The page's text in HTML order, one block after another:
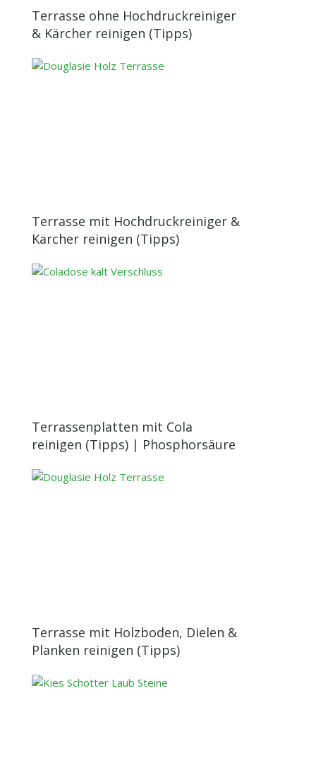
Terrasse ohne Hochdruckreiniger
& Kärcher reinigen (Tipps)
Terrasse mit Hochdruckreiniger &
Kärcher reinigen (Tipps)
Terrassenplatten mit Cola
reinigen (Tipps) | Phosphorsäure
Terrasse mit Holzboden, Dielen &
Planken reinigen (Tipps)